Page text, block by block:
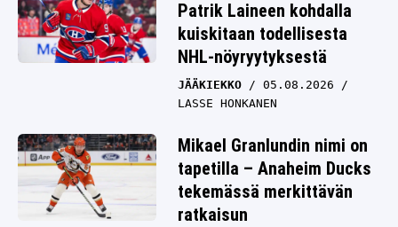
Patrik Laineen kohdalla
kuiskitaan todellisesta
NHL-nöyryytyksestä
JÄÄKIEKKO
05.08.2026
LASSE HONKANEN
Mikael Granlundin nimi on
tapetilla – Anaheim Ducks
tekemässä merkittävän
ratkaisun